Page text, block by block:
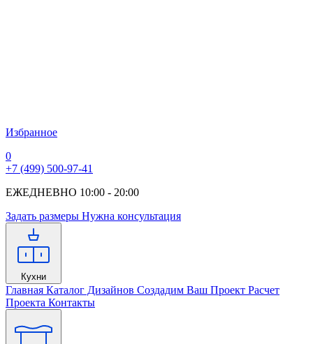
Избранное
0
+7 (499) 500-97-41
ЕЖЕДНЕВНО 10:00 - 20:00
Задать размеры Нужна консультация
Кухни
Главная Каталог Дизайнов Создадим Ваш Проект Расчет
Проекта Контакты